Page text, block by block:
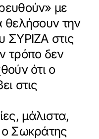
με
θελήσουν την
ΣΥΡΙΖΑ στις
τρόπο δεν
ότι ο
στις
μάλιστα,
ο Σωκράτης